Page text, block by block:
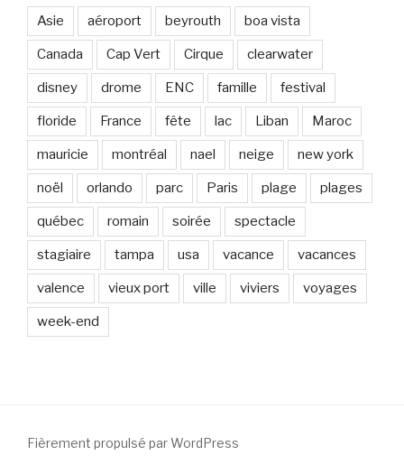
Asie aéroport beyrouth boa vista
Canada Cap Vert Cirque clearwater
disney drome ENC famille festival
floride France fête lac Liban Maroc
mauricie montréal nael neige new york
noël orlando parc Paris plage plages
québec romain soirée spectacle
stagiaire tampa usa vacance vacances
valence vieux port ville viviers voyages
week-end
Fièrement propulsé par WordPress